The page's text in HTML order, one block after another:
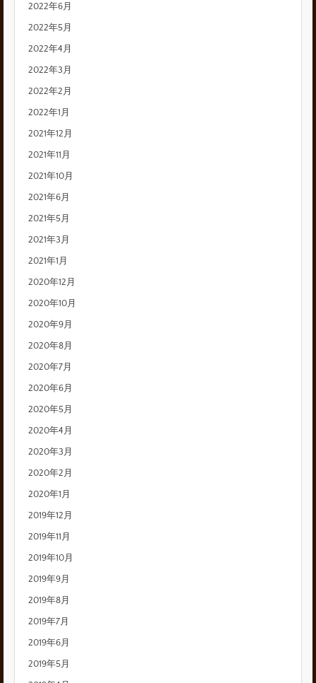
2022年6月
2022年5月
2022年4月
2022年3月
2022年2月
2022年1月
2021年12月
2021年11月
2021年10月
2021年6月
2021年5月
2021年3月
2021年1月
2020年12月
2020年10月
2020年9月
2020年8月
2020年7月
2020年6月
2020年5月
2020年4月
2020年3月
2020年2月
2020年1月
2019年12月
2019年11月
2019年10月
2019年9月
2019年8月
2019年7月
2019年6月
2019年5月